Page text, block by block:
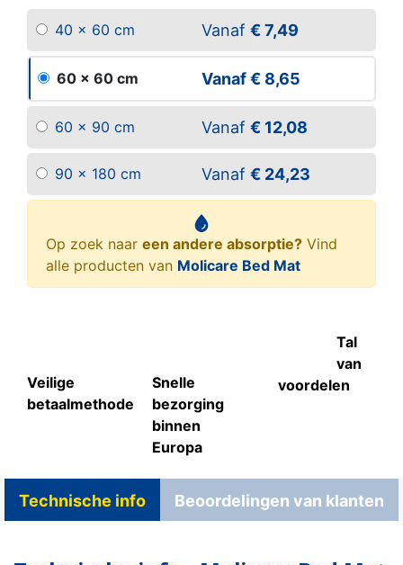
40 x 60 cm Vanaf € 7,49
60 x 60 cm Vanaf€ 8,65
60 x 90 cm Vanaf € 12,08
90 x 180 cm Vanaf € 24,23
Op zoek naar een andere absorptie? Vind
alle producten van Molicare Bed Mat
Veilige
betaalmethode
Snelle
bezorging
binnen
Europa
Tal
van
voordelen
Technische info Beoordelingen van klanten